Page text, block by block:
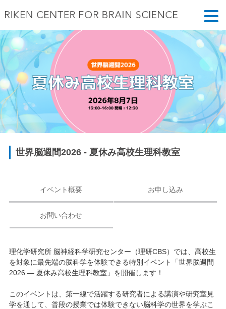
世界脳週間2026 - 夏休み高校生理科教室
イベント概要 お申し込み
お問い合わせ
理化学研究所 脳神経科学研究センター（理研CBS）では、高校生
を対象に最先端の脳科学を体験できる特別イベント「世界脳週間
2026 ― 夏休み高校生理科教室」を開催します！
このイベントは、第一線で活躍する研究者による講演や研究室見
学を通して、普段の授業では体験できない脳科学の世界を学ぶこ